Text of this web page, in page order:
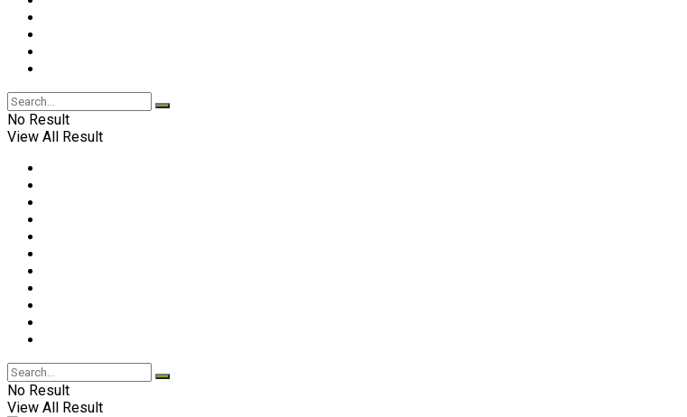
No Result
View All Result
No Result
View All Result